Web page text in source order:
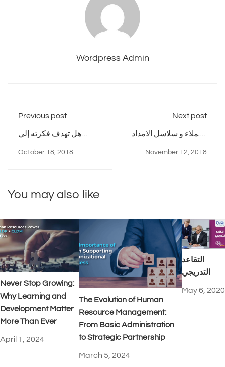
Wordpress Admin
Previous post
هل تهدف فكرته إلي
October 18, 2018
Next post
العملاء و سلاسل الامداد
November 12, 2018
You may also like
Never Stop Growing:
Why Learning and
Development Matter
More Than Ever
April 1, 2024
The Evolution of Human
Resource Management:
From Basic Administration
to Strategic Partnership
March 5, 2024
التقاعد
التدريجي
May 6, 2020